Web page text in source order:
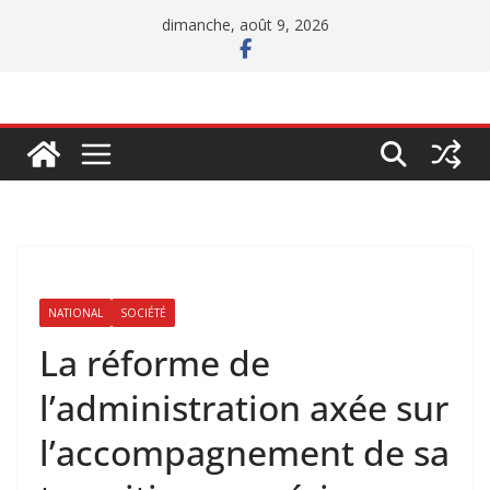
dimanche, août 9, 2026
NATIONAL SOCIÉTÉ
La réforme de
l’administration axée sur
l’accompagnement de sa